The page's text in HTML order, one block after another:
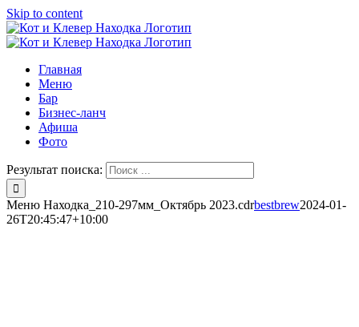
Skip to content
Главная
Меню
Бар
Бизнес-ланч
Афиша
Фото
Результат поиска:
Меню Находка_210-297мм_Октябрь 2023.cdrbestbrew2024-01-
26T20:45:47+10:00